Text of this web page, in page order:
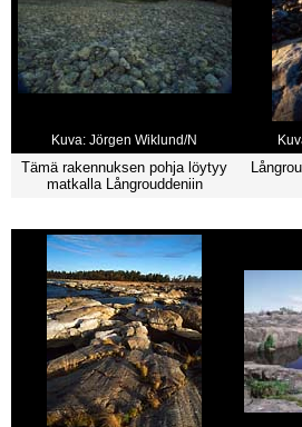
Kuva: Jörgen Wiklund/N
Tämä rakennuksen pohja löytyy
matkalla Långrouddeniin